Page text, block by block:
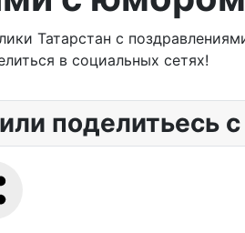
Татарстан с
в социальных сетях!
поделитьесь